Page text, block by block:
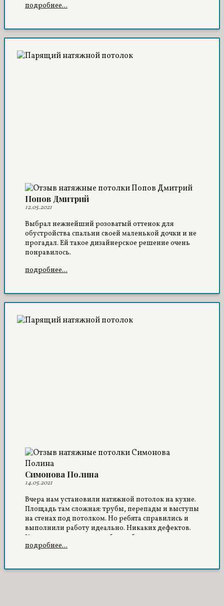
подробнее...
Попов Дмитрий
12.05.2021
Выбрал нежнейший розоватый оттенок для
обустройства спальни своей маленькой дочки и не
прогадал. Ей такое дизайнерское решение очень
понравилось.
подробнее...
Симонова Полина
14.05.2021
Вчера нам установили натяжной потолок на кухне.
Площадь там сложная: трубы, перепады и выступы
на стенах под потолком. Но ребята справились и
выполнили работу идеально. Никаких дефектов.
Компанию рекомендую, буду обращаться к ним,
когда решим устанавливать потолок в прихожую и
подробнее...